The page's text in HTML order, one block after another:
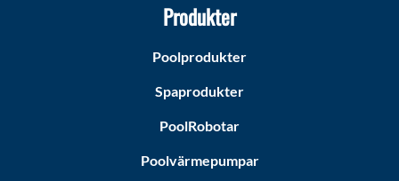
Produkter
Poolprodukter
Spaprodukter
PoolRobotar
Poolvärmepumpar